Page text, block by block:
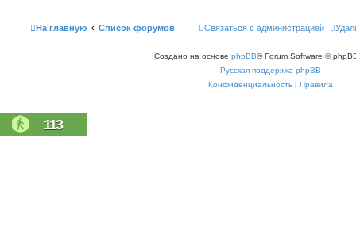
На главную Список форумов Связаться с администрацией
Создано на основе phpBB® Forum Software ©
Русская поддержка phpBB
Конфиденциальность | Правила
113